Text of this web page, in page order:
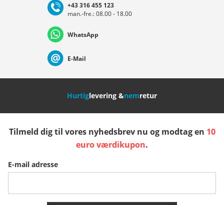
Deutschland Österreich
Nederland Italia (Italiano) Italien (Deutsch)
Slovenija
Belgique (Français) Danmark Norge
Flere lande
+43 316 455 123
man.-fre.: 08.00 - 18.00
WhatsApp
E-Mail
Hurtiglevering &nemretur
Tilmeld dig til vores nyhedsbrev nu og modtag en 10
euro værdikupon.
E-mail adresse